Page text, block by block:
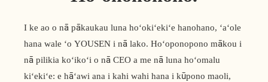
I ke ao o nā pākaukau luna hoʻokiʻekiʻe hanohano, ʻaʻole
hana wale ʻo YOUSEN i nā lako. Hoʻoponopono mākou i
nā pilikia koʻikoʻi o nā CEO a me nā luna hoʻomalu
kiʻekiʻe: e hāʻawi ana i kahi wahi hana i kūpono maoli,